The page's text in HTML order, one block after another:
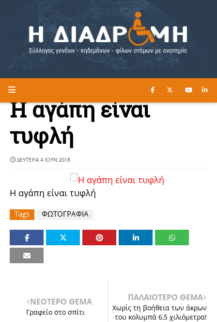
Η ΔΙΑΔΡΟΜΗ ΔΙΑΒΑΣΤΕ ΕΔΩ ►
Η αγάπη είναι
τυφλή
ΔΕΥΤΈΡΑ 4 ΙΟΥΝ 2018
Η αγάπη είναι τυφλή
Tags ΦΩΤΟΓΡΑΦΙΑ
ΝΕΟΤΕΡΟ ΘΕΜΑ
Γραφείο στο σπίτι
ΠΑΛΑΙΟΤΕΡΟ ΘΕΜΑ
Χωρίς τη βοήθεια των άκρων
του κολυμπά 6,5 χιλιόμετρα!